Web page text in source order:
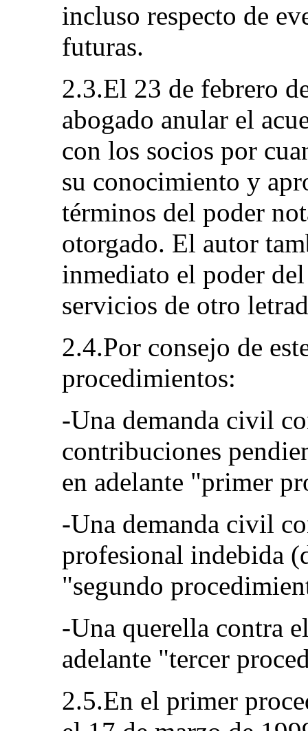
incluso respecto de
futuras.
2.3.El 23 de febrero
abogado anular el
con los socios por
su conocimiento y
términos del poder
otorgado. El autor
inmediato el poder
servicios de otro
2.4.Por consejo de
procedimientos:
-Una demanda civil
contribuciones
en adelante "primer
-Una demanda civil
profesional indebida
"segundo
-Una querella contra
adelante "tercer
2.5.En el primer